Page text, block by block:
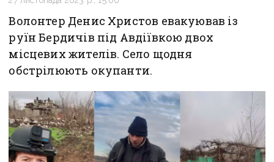
Волонтер Денис Христов евакуював із
руїн Бердичів під Авдіївкою двох
місцевих жителів. Село щодня
обстрілюють окупанти.